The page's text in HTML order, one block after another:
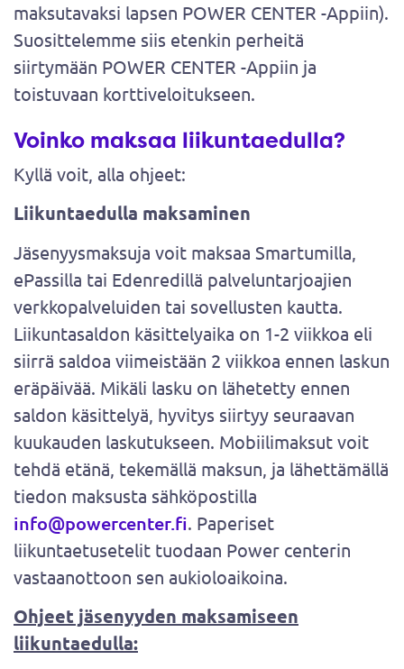
maksutavaksi lapsen POWER CENTER -Appiin).
Suosittelemme siis etenkin perheitä
siirtymään POWER CENTER -Appiin ja
toistuvaan korttiveloitukseen.
Voinko maksaa liikuntaedulla?
Kyllä voit, alla ohjeet:
Liikuntaedulla maksaminen
Jäsenyysmaksuja voit maksaa Smartumilla,
ePassilla tai Edenredillä palveluntarjoajien
verkkopalveluiden tai sovellusten kautta.
Liikuntasaldon käsittelyaika on 1-2 viikkoa eli
siirrä saldoa viimeistään 2 viikkoa ennen laskun
eräpäivää. Mikäli lasku on lähetetty ennen
saldon käsittelyä, hyvitys siirtyy seuraavan
kuukauden laskutukseen. Mobiilimaksut voit
tehdä etänä, tekemällä maksun, ja lähettämällä
tiedon maksusta sähköpostilla
info@powercenter.fi. Paperiset
liikuntaetusetelit tuodaan Power centerin
vastaanottoon sen aukioloaikoina.
Ohjeet jäsenyyden maksamiseen
liikuntaedulla: